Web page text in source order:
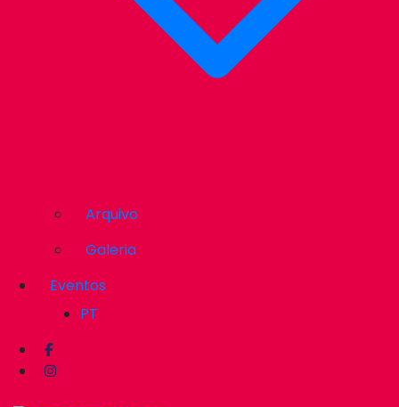
Arquivo
Galeria
Eventos
PT